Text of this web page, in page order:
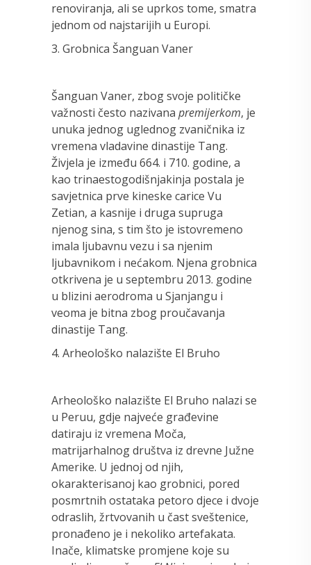
renoviranja, ali se uprkos tome, smatra
jednom od najstarijih u Europi.
3. Grobnica Šanguan Vaner
Šanguan Vaner, zbog svoje političke
važnosti često nazivana premijerkom, je
unuka jednog uglednog zvaničnika iz
vremena vladavine dinastije Tang.
Živjela je između 664. i 710. godine, a
kao trinaestogodišnjakinja postala je
savjetnica prve kineske carice Vu
Zetian, a kasnije i druga supruga
njenog sina, s tim što je istovremeno
imala ljubavnu vezu i sa njenim
ljubavnikom i nećakom. Njena grobnica
otkrivena je u septembru 2013. godine
u blizini aerodroma u Sjanjangu i
veoma je bitna zbog proučavanja
dinastije Tang.
4. Arheološko nalazište El Bruho
Arheološko nalazište El Bruho nalazi se
u Peruu, gdje najveće građevine
datiraju iz vremena Moča,
matrijarhalnog društva iz drevne Južne
Amerike. U jednoj od njih,
okarakterisanoj kao grobnici, pored
posmrtnih ostataka petoro djece i dvoje
odraslih, žrtvovanih u čast sveštenice,
pronađeno je i nekoliko artefakata.
Inače, klimatske promjene koje su